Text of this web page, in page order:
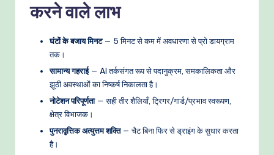
करने वाले लाभ
घंटों के बजाय मिनट— 5 मिनट से कम में अवधारणा से प्रो डायग्राम
तक।
सामान्य गहराई— AI तर्कसंगत रूप से पदानुक्रम, समकालिकता और
झूठी अवस्थाओं का निष्कर्ष निकालता है।
नोटेशन परिपूर्णता— सही तीर शैलियाँ, ट्रिगर/गार्ड/प्रभाव स्वरूपण,
क्षेत्र विभाजक।
पुनरावृत्तिक अत्युत्तम शक्ति— चैट बिना फिर से ड्राइंग के सुधार करता
है।